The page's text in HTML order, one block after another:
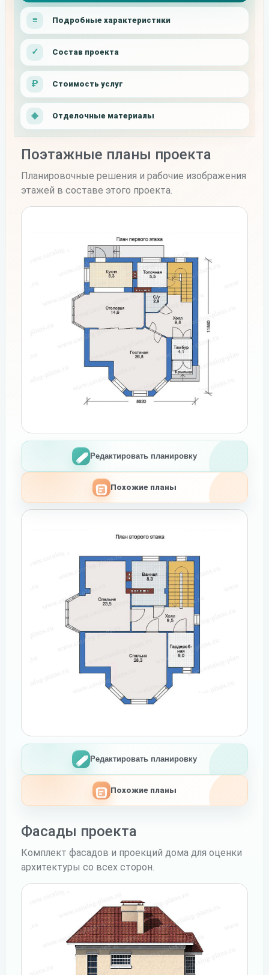
Подробные характеристики
Состав проекта
Стоимость услуг
Отделочные материалы
Поэтажные планы проекта
Планировочные решения и рабочие изображения
этажей в составе этого проекта.
Редактировать планировку
Похожие планы
Редактировать планировку
Похожие планы
Фасады проекта
Комплект фасадов и проекций дома для оценки
архитектуры со всех сторон.